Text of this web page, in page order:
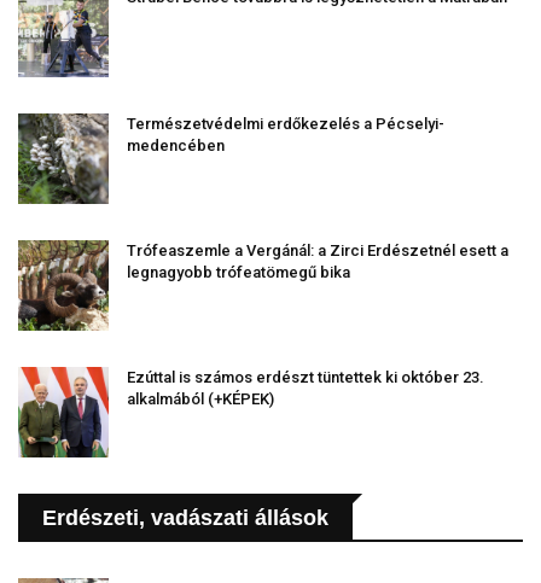
Természetvédelmi erdőkezelés a Pécselyi-
medencében
Trófeaszemle a Vergánál: a Zirci Erdészetnél esett a
legnagyobb trófeatömegű bika
Ezúttal is számos erdészt tüntettek ki október 23.
alkalmából (+KÉPEK)
Erdészeti, vadászati állások